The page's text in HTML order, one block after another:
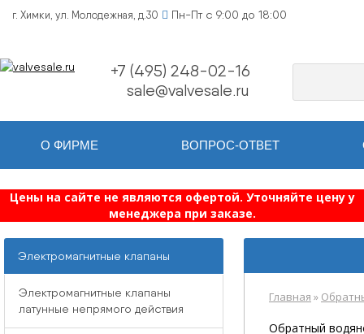
г. Химки, ул. Молодежная, д.30 Пн-Пт с 9:00 до 18:00
+7 (495) 248-02-16
sale@valvesale.ru
О ФИРМЕ ВОПРОС-ОТВЕТ
Цены на сайте не являются офертой. Уточняйте цену у
менеджера при заказе.
Главная »
Обратный
Электромагнитные клапаны
Электромагнитные клапаны
латунные непрямого действия